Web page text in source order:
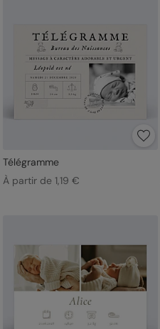
Télégramme
À partir de 1,19 €